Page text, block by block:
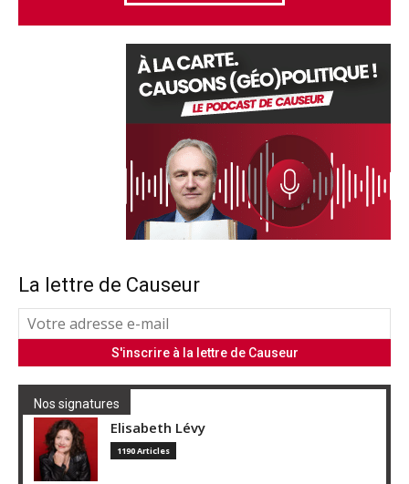
La lettre de Causeur
Nos signatures
Elisabeth Lévy
1190 Articles